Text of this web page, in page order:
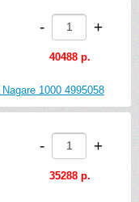
1000 4995058
- +
40488 р.
- +
35288 р.